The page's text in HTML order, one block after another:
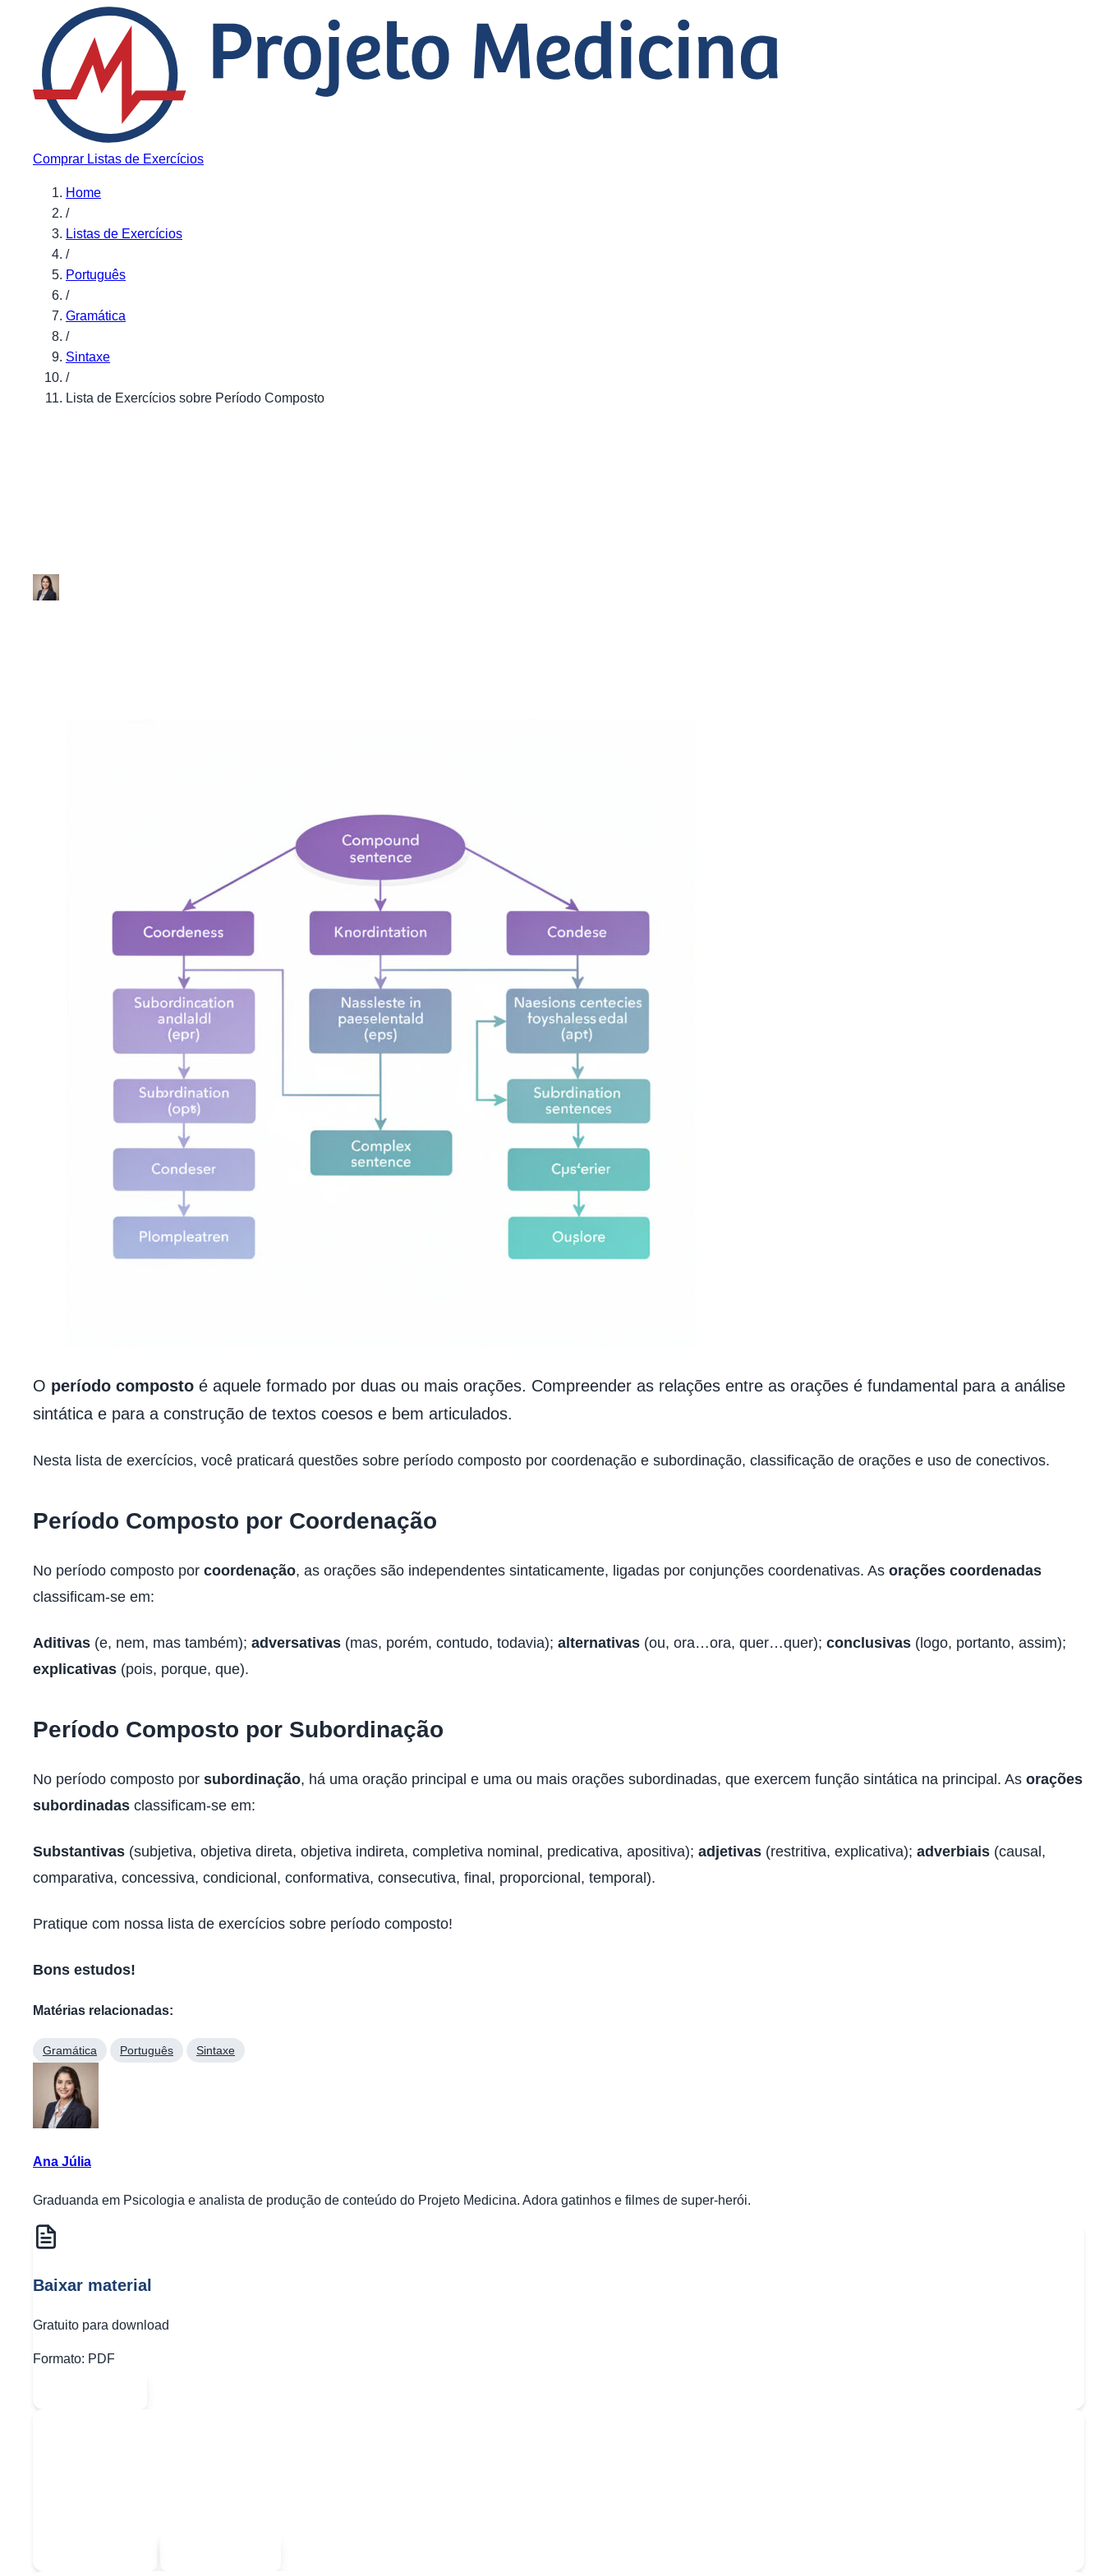
Pular para o conteúdo
Comprar Listas de Exercícios
Home
/
Listas de Exercícios
/
Português
/
Gramática
/
Sintaxe
/
Lista de Exercícios sobre Período Composto
O período composto é aquele formado por duas ou mais orações. Compreender as relações entre as orações é fundamental para a análise
sintática e para a construção de textos coesos e bem articulados.
Nesta lista de exercícios, você praticará questões sobre período composto por coordenação e subordinação, classificação de orações e uso de conectivos.
Período Composto por Coordenação
No período composto por coordenação, as orações são independentes sintaticamente, ligadas por conjunções coordenativas. As orações coordenadas
classificam-se em:
Aditivas (e, nem, mas também); adversativas (mas, porém, contudo, todavia); alternativas (ou, ora…ora, quer…quer); conclusivas (logo, portanto, assim);
explicativas (pois, porque, que).
Período Composto por Subordinação
No período composto por subordinação, há uma oração principal e uma ou mais orações subordinadas, que exercem função sintática na principal. As orações
subordinadas classificam-se em:
Substantivas (subjetiva, objetiva direta, objetiva indireta, completiva nominal, predicativa, apositiva); adjetivas (restritiva, explicativa); adverbiais (causal,
comparativa, concessiva, condicional, conformativa, consecutiva, final, proporcional, temporal).
Pratique com nossa lista de exercícios sobre período composto!
Bons estudos!
Matérias relacionadas:
Gramática Português Sintaxe
Ana Júlia
Graduanda em Psicologia e analista de produção de conteúdo do Projeto Medicina. Adora gatinhos e filmes de super-herói.
Baixar material
Gratuito para download
Formato: PDF